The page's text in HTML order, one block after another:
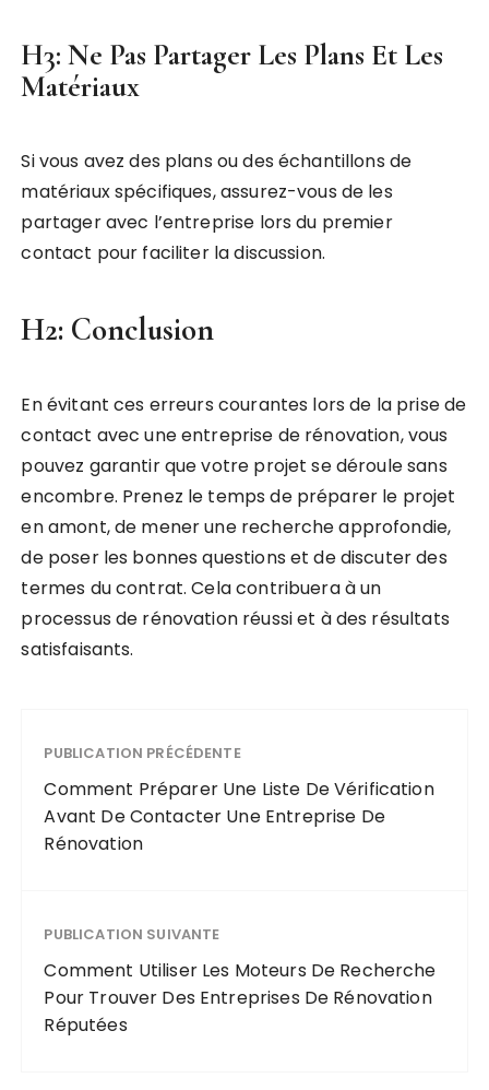
H3: Ne Pas Partager Les Plans Et Les
Matériaux
Si vous avez des plans ou des échantillons de
matériaux spécifiques, assurez-vous de les
partager avec l’entreprise lors du premier
contact pour faciliter la discussion.
H2: Conclusion
En évitant ces erreurs courantes lors de la prise de
contact avec une entreprise de rénovation, vous
pouvez garantir que votre projet se déroule sans
encombre. Prenez le temps de préparer le projet
en amont, de mener une recherche approfondie,
de poser les bonnes questions et de discuter des
termes du contrat. Cela contribuera à un
processus de rénovation réussi et à des résultats
satisfaisants.
PUBLICATION PRÉCÉDENTE
Comment Préparer Une Liste De Vérification
Avant De Contacter Une Entreprise De
Rénovation
PUBLICATION SUIVANTE
Comment Utiliser Les Moteurs De Recherche
Pour Trouver Des Entreprises De Rénovation
Réputées